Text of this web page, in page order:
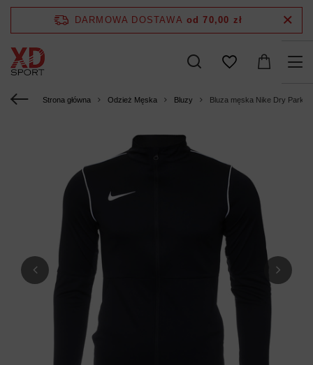
DARMOWA DOSTAWA od 70,00 zł
Strona główna Odzież Męska Bluzy Bluza męska Nike Dry Park